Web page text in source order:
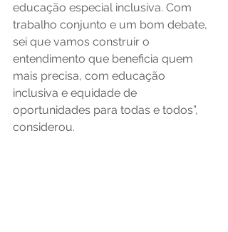
educação especial inclusiva. Com
trabalho conjunto e um bom debate,
sei que vamos construir o
entendimento que beneficia quem
mais precisa, com educação
inclusiva e equidade de
oportunidades para todas e todos”,
considerou.